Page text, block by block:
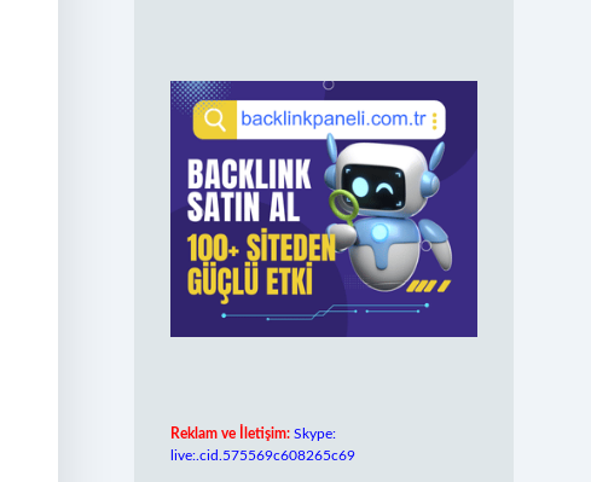
Reklam ve İletişim: Skype:
live:.cid.575569c608265c69